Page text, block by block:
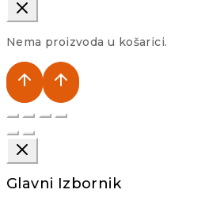
Nema proizvoda u košarici.
Glavni Izbornik